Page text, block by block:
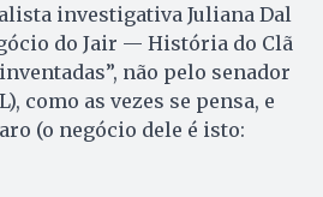
investigativa Juliana Dal
do Jair — História do Clã
não pelo senador
como as vezes se pensa, e
(o negócio dele é isto: